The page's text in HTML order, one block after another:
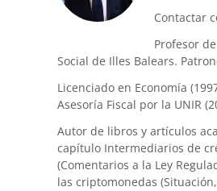
Contactar
Profesor
Social de Illes Balears.
Licenciado en Economía
Asesoría Fiscal por la UNIR
Autor de libros y artículos
capítulo Intermediarios de
(Comentarios a la Ley
las criptomonedas